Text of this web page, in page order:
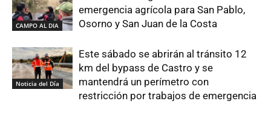
CAMPO AL DIA
emergencia agrícola para San Pablo,
Osorno y San Juan de la Costa
Noticia del Día
Este sábado se abrirán al tránsito 12
km del bypass de Castro y se
mantendrá un perímetro con
restricción por trabajos de emergencia